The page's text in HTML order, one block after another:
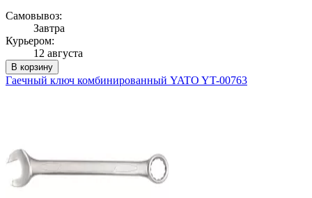
Самовывоз:
Завтра
Курьером:
12 августа
В корзину
Гаечный ключ комбинированный YATO YT-00763